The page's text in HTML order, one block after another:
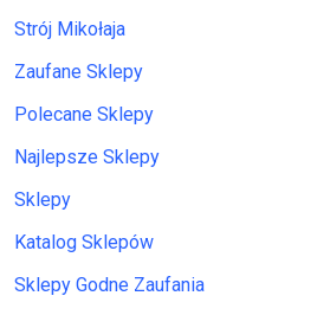
Strój Mikołaja
Zaufane Sklepy
Polecane Sklepy
Najlepsze Sklepy
Sklepy
Katalog Sklepów
Sklepy Godne Zaufania